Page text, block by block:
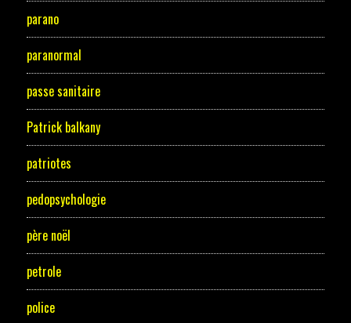
parano
paranormal
passe sanitaire
Patrick balkany
patriotes
pedopsychologie
père noël
petrole
police